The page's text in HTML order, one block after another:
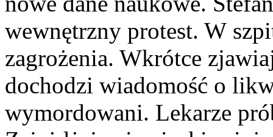
wewnętrzny protest. W
zagrożenia. Wkrótce
dochodzi wiadomość o
wymordowani. Lekarze